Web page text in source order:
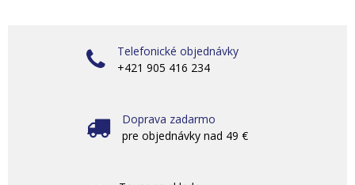
Telefonické objednávky
+421 905 416 234
Doprava zadarmo
pre objednávky nad 49 €